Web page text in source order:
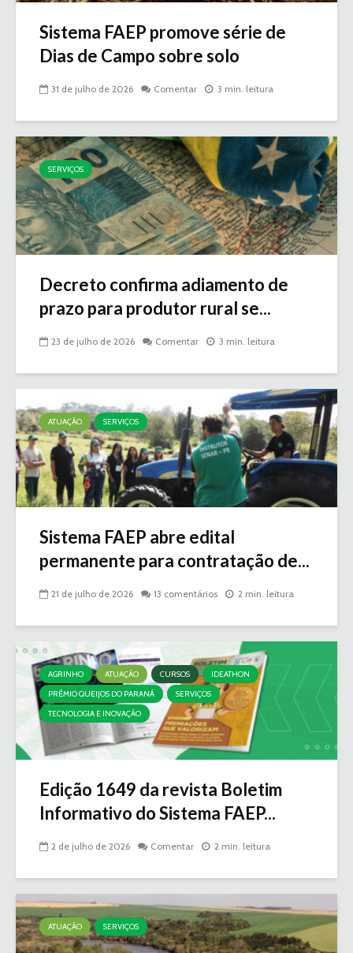
Sistema FAEP promove série de
Dias de Campo sobre solo
31 de julho de 2026 Comentar 3 min. leitura
SERVIÇOS
Decreto confirma adiamento de
prazo para produtor rural se...
23 de julho de 2026 Comentar 3 min. leitura
ATUAÇÃO SERVIÇOS
Sistema FAEP abre edital
permanente para contratação de...
21 de julho de 2026 13 comentários 2 min. leitura
AGRINHO ATUAÇÃO CURSOS
IDEATHON
PRÊMIO QUEIJOS DO PARANÁ
SERVIÇOS
TECNOLOGIA E INOVAÇÃO
Edição 1649 da revista Boletim
Informativo do Sistema FAEP...
2 de julho de 2026 Comentar 2 min. leitura
ATUAÇÃO SERVIÇOS